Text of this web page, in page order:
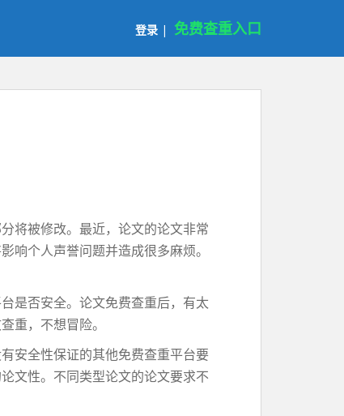
登录 | 免费查重入口
将被修改。最近，论文的论文非常
响个人声誉问题并造成很多麻烦。
是否安全。论文免费查重后，有太
重，不想冒险。
安全性保证的其他免费查重平台要
文性。不同类型论文的论文要求不